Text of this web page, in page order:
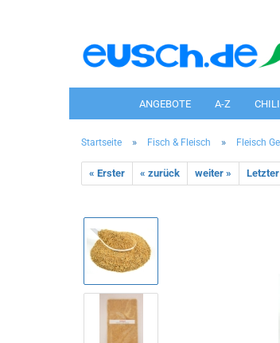
ANGEBOTE A-Z
Startseite » Fisch & Fleisch » Fleisch
« Erster « zurück weiter » Letzter